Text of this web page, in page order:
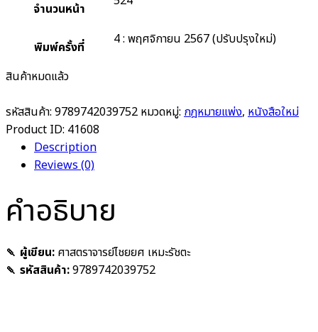
จำนวนหน้า
พิมพ์ครั้งที่ 4 : พฤศจิกายน 2567 (ปรับปรุงใหม่)
สินค้าหมดแล้ว
รหัสสินค้า: 9789742039752 หมวดหมู่: กฎหมายแพ่ง, หนังสือใหม่
Product ID: 41608
Description
Reviews (0)
คำอธิบาย
🍡 ผู้เขียน: ศาสตราจารย์ไชยยศ เหมะรัชตะ
🍡 รหัสสินค้า:9789742039752